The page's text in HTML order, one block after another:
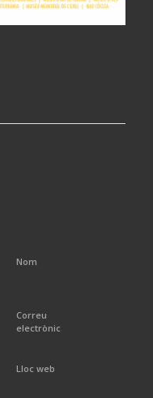
Nom
Correu
electrònic
Lloc web